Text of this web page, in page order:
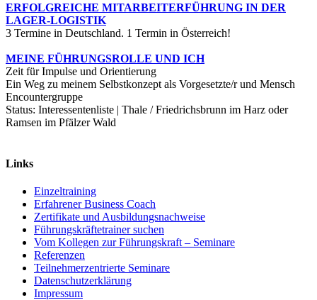
ERFOLGREICHE MITARBEITERFÜHRUNG IN DER
LAGER-LOGISTIK
3 Termine in Deutschland. 1 Termin in Österreich!
MEINE FÜHRUNGSROLLE UND ICH
Zeit für Impulse und Orientierung
Ein Weg zu meinem Selbstkonzept als Vorgesetzte/r und Mensch
Encountergruppe
Status: Interessentenliste | Thale / Friedrichsbrunn im Harz oder
Ramsen im Pfälzer Wald
Links
Einzeltraining
Erfahrener Business Coach
Zertifikate und Ausbildungsnachweise
Führungskräftetrainer suchen
Vom Kollegen zur Führungskraft – Seminare
Referenzen
Teilnehmerzentrierte Seminare
Datenschutzerklärung
Impressum